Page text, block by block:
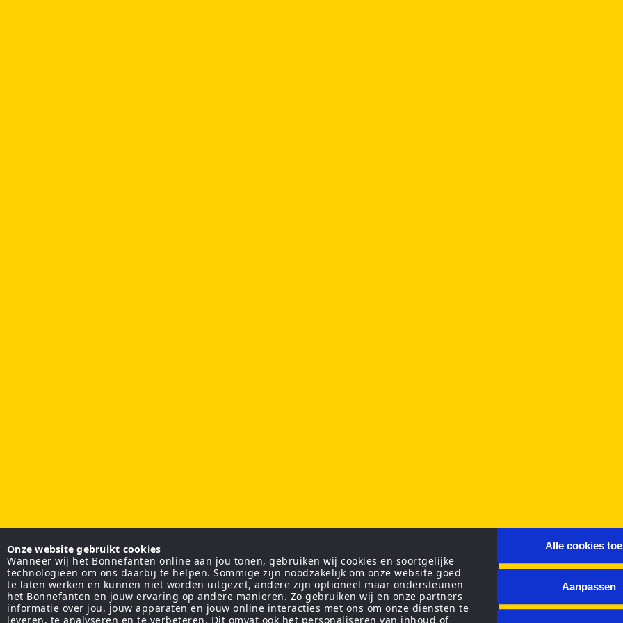
Onze website gebruikt cookies
Wanneer wij het Bonnefanten online aan jou tonen, gebruiken wij cookies en soortgelijke
technologieën om ons daarbij te helpen. Sommige zijn noodzakelijk om onze website goed
te laten werken en kunnen niet worden uitgezet, andere zijn optioneel maar ondersteunen
het Bonnefanten en jouw ervaring op andere manieren. Zo gebruiken wij en onze partners
informatie over jou, jouw apparaten en jouw online interacties met ons om onze diensten te
leveren, te analyseren en te verbeteren. Dit omvat ook het personaliseren van inhoud of
Alle cookies
Aanpassen